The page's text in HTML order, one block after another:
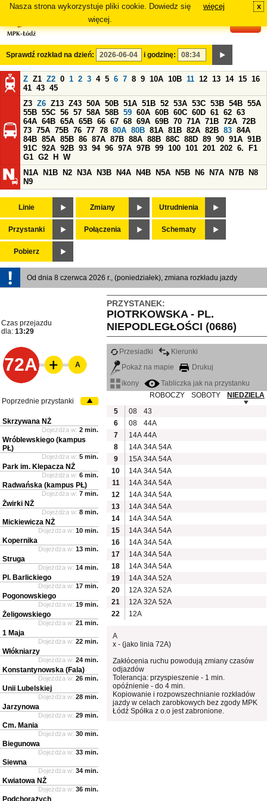
Nasza strona wykorzystuje pliki cookie. Dowiedz się
więcej.
więcej x
Sprawdź rozkład na dzień: i godzinę:
Z Z1 Z2 0 1 2 3 4 5 6 7 8 9 10A 10B 11 12 13 14 15 16
41 43 45
Z3 Z6 Z13 Z43 50A 50B 51A 51B 52 53A 53C 53B 54B 55A
55B 55C 56 57 58A 58B 59 60A 60B 60C 60D 61 62 63
64A 64B 65A 65B 66 67 68 69A 69B 70 71A 71B 72A 72B
73 75A 75B 76 77 78 80A 80B 81A 81B 82A 82B 83 84A
84B 85A 85B 86 87A 87B 88A 88B 88C 88D 89 90 91A 91B
91C 92A 92B 93 94 96 97A 97B 99 100 101 201 202 6.
F1
G1 G2 H
W
N1A
N1B N2 N3A N3B N4A N4B N5A N5B N6 N7A N7B
N8
N9
Linie Zmiany Utrudnienia
Przystanki Połączenia Schematy
Pobierz
Od dnia 8 czerwca 2026 r., (poniedziałek), zmiana rozkładu jazdy
PRZYSTANEK:
PIOTRKOWSKA - PL.
NIEPODLEGŁOŚCI (0686)
Czas przejazdu
dla: 13:29
72A
Przesiadki
Kierunki
Pokaż na mapie
Drukuj
ikony
Tabliczka jak na przystanku
ROBOCZY
SOBOTY
NIEDZIELA
5
08
43
6
08
44A
7
14A 44A
8
14A 34A 54A
9
15A 34A 54A
10
14A 34A 54A
11
14A 34A 54A
12
14A 34A 54A
13
14A 34A 54A
14
14A 34A 54A
15
14A 34A 54A
16
14A 34A 54A
17
14A 34A 54A
18
14A 34A 54A
19
14A 34A 52A
20
12A 32A 52A
21
12A 32A 52A
22
12A
A
x - (jako linia 72A)
Zakłócenia ruchu powodują zmiany czasów
odjazdów
Tolerancja: przyspieszenie - 1 min.
opóźnienie - do 4 min.
Kopiowanie i rozpowszechnianie rozkładów
jazdy w celach zarobkowych bez zgody MPK
Łódź Spółka z o.o jest zabronione.
A
Poprzednie przystanki
Skrzywana NŻ
Dojeżdża w: 2 min.
Wróblewskiego (kampus
PŁ)
Dojeżdża w: 5 min.
Park im. Klepacza NŻ
Dojeżdża w: 6 min.
Radwańska (kampus PŁ)
Dojeżdża w: 7 min.
Żwirki NŻ
Dojeżdża w: 8 min.
Mickiewicza NŻ
Dojeżdża w: 10 min.
Kopernika
Dojeżdża w: 13 min.
Struga
Dojeżdża w: 14 min.
Pl. Barlickiego
Dojeżdża w: 17 min.
Pogonowskiego
Dojeżdża w: 19 min.
Żeligowskiego
Dojeżdża w: 21 min.
1 Maja
Dojeżdża w: 22 min.
Włókniarzy
Dojeżdża w: 24 min.
Konstantynowska (Fala)
Dojeżdża w: 26 min.
Unii Lubelskiej
Dojeżdża w: 28 min.
Jarzynowa
Dojeżdża w: 29 min.
Cm. Mania
Dojeżdża w: 30 min.
Biegunowa
Dojeżdża w: 33 min.
Siewna
Dojeżdża w: 34 min.
Kwiatowa NŻ
Dojeżdża w: 36 min.
Podchorążych